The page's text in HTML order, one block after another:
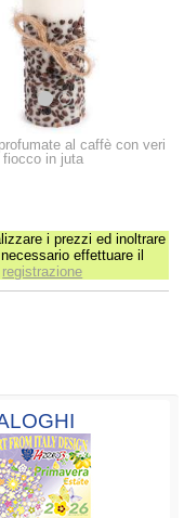
al caffè con veri
in juta
i prezzi ed inoltrare
effettuare il
registrazione